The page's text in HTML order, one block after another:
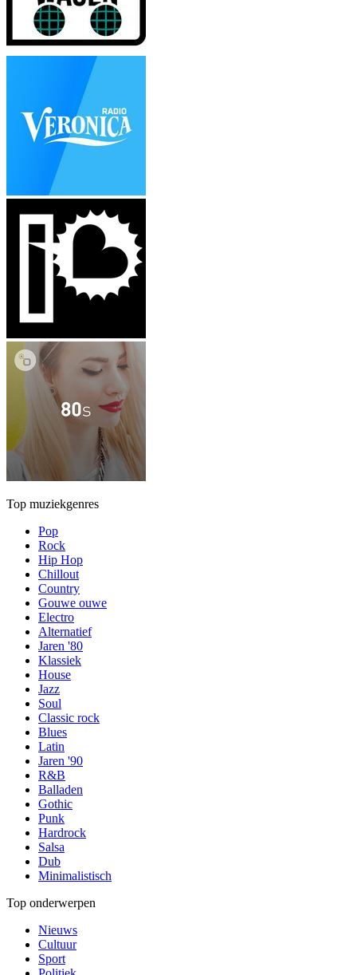
Top muziekgenres
Pop
Rock
Hip Hop
Chillout
Country
Gouwe ouwe
Electro
Alternatief
Jaren '80
Klassiek
House
Jazz
Soul
Classic rock
Blues
Latin
Jaren '90
R&B
Balladen
Gothic
Punk
Hardrock
Salsa
Dub
Minimalistisch
Top onderwerpen
Nieuws
Cultuur
Sport